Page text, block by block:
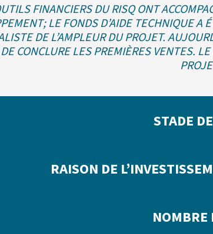
FINANCIERS DU RISQ ONT
LE FONDS D’AIDE TECHNIQUE A
DE L’AMPLEUR DU PROJET.
CONCLURE LES PREMIÈRES VENTES.
STADE
RAISON DE
NOMBRE